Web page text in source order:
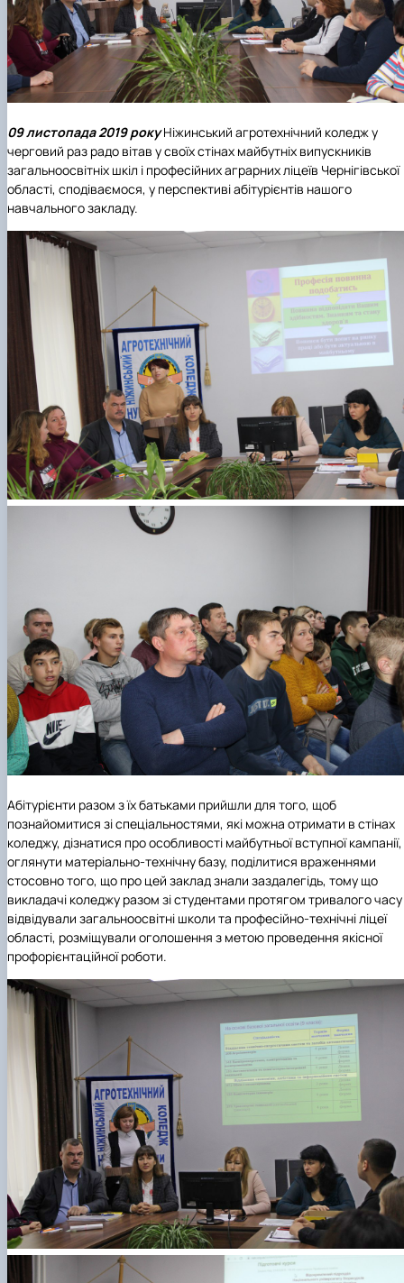
09 листопада 2019 рокуНіжинський агротехнічний коледж у
черговий раз радо вітав у своїх стінах майбутніх випускників
загальноосвітніх шкіл і професійних аграрних ліцеїв Чернігівської
області, сподіваємося, у перспективі абітурієнтів нашого
навчального закладу.
Абітурієнти разом з їх батьками прийшли для того, щоб
познайомитися зі спеціальностями, які можна отримати в стінах
коледжу, дізнатися про особливості майбутньої вступної кампанії,
оглянути матеріально-технічну базу, поділитися враженнями
стосовно того, що про цей заклад знали заздалегідь, тому що
викладачі коледжу разом зі студентами протягом тривалого часу
відвідували загальноосвітні школи та професійно-технічні ліцеї
області, розміщували оголошення з метою проведення якісної
профорієнтаційної роботи.